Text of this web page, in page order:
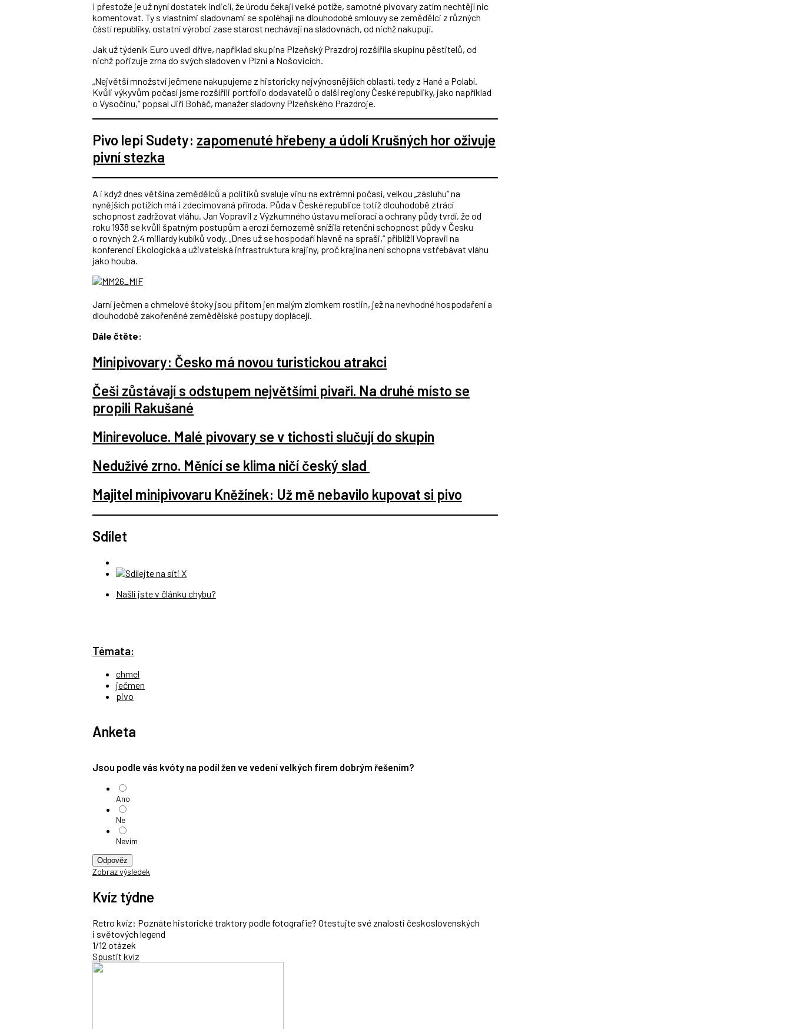
I přestože je už nyní dostatek indicií, že úrodu čekají velké potíže, samotné pivovary zatím nechtějí nic
komentovat. Ty s vlastními sladovnami se spoléhají na dlouhodobé smlouvy se zemědělci z různých
částí republiky, ostatní výrobci zase starost nechávají na sladovnách, od nichž nakupují.
Jak už týdeník Euro uvedl dříve, například skupina Plzeňský Prazdroj rozšířila skupinu pěstitelů, od
nichž pořizuje zrna do svých sladoven v Plzni a Nošovicích.
„Největší množství ječmene nakupujeme z historicky nejvýnosnějších oblastí, tedy z Hané a Polabí.
Kvůli výkyvům počasí jsme rozšířili portfolio dodavatelů o další regiony České republiky, jako například
o Vysočinu,“ popsal Jiří Boháč, manažer sladovny Plzeňského Prazdroje.
Pivo lepí Sudety: zapomenuté hřebeny a údolí Krušných hor oživuje
pivní stezka
A i když dnes většina zemědělců a politiků svaluje vinu na extrémní počasí, velkou „zásluhu“ na
nynějších potížích má i zdecimovaná příroda. Půda v České republice totiž dlouhodobě ztrácí
schopnost zadržovat vláhu. Jan Vopravil z Výzkumného ústavu meliorací a ochrany půdy tvrdí, že od
roku 1938 se kvůli špatným postupům a erozí černozemě snížila retenční schopnost půdy v Česku
o rovných 2,4 miliardy kubíků vody. „Dnes už se hospodaří hlavně na spraši,“ přiblížil Vopravil na
konferenci Ekologická a uživatelská infrastruktura krajiny, proč krajina není schopna vstřebávat vláhu
jako houba.
Jarní ječmen a chmelové štoky jsou přitom jen malým zlomkem rostlin, jež na nevhodné hospodaření a
dlouhodobě zakořeněné zemědělské postupy doplácejí.
Dále čtěte:
Minipivovary: Česko má novou turistickou atrakci
Češi zůstávají s odstupem největšími pivaři. Na druhé místo se
propili Rakušané
Minirevoluce. Malé pivovary se v tichosti slučují do skupin
Neduživé zrno. Měnící se klima ničí český slad
Majitel minipivovaru Kněžínek: Už mě nebavilo kupovat si pivo
Sdílet
Našli jste v článku chybu?
Témata:
chmel
ječmen
pivo
Anketa
Jsou podle vás kvóty na podíl žen ve vedení velkých firem dobrým řešením?
Ano
Ne
Nevím
Odpověz
Zobraz výsledek
Kvíz týdne
Retro kvíz: Poznáte historické traktory podle fotografie? Otestujte své znalosti československých
i světových legend
1/12 otázek
Spustit kvíz